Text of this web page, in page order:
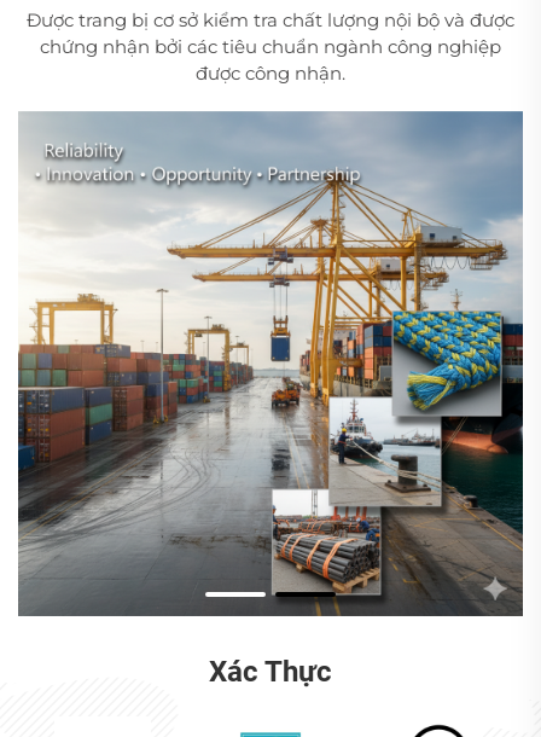
Được trang bị cơ sở kiểm tra chất lượng nội bộ và được
chứng nhận bởi các tiêu chuẩn ngành công nghiệp
được công nhận.
Xác Thực